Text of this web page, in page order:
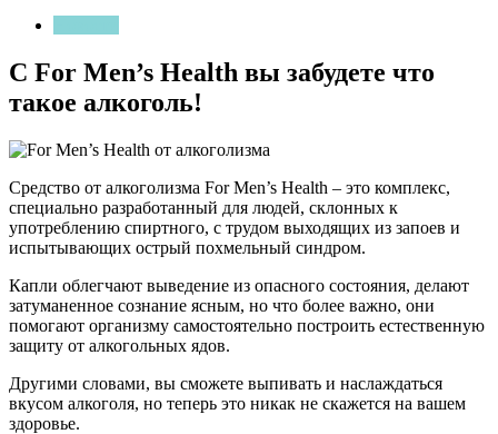
С For Men’s Health вы забудете что
такое алкоголь!
Средство от алкоголизма For Men’s Health – это комплекс,
специально разработанный для людей, склонных к
употреблению спиртного, с трудом выходящих из запоев и
испытывающих острый похмельный синдром.
Капли облегчают выведение из опасного состояния, делают
затуманенное сознание ясным, но что более важно, они
помогают организму самостоятельно построить естественную
защиту от алкогольных ядов.
Другими словами, вы сможете выпивать и наслаждаться
вкусом алкоголя, но теперь это никак не скажется на вашем
здоровье.